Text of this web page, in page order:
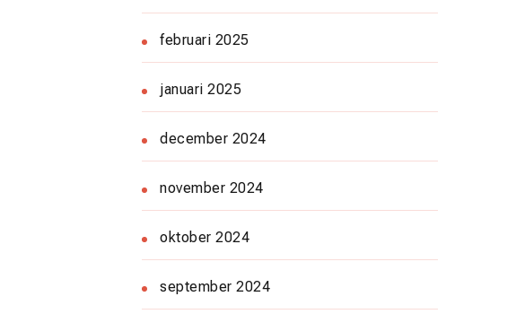
februari 2025
januari 2025
december 2024
november 2024
oktober 2024
september 2024